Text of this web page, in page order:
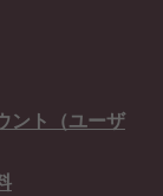
ント（ユーザ